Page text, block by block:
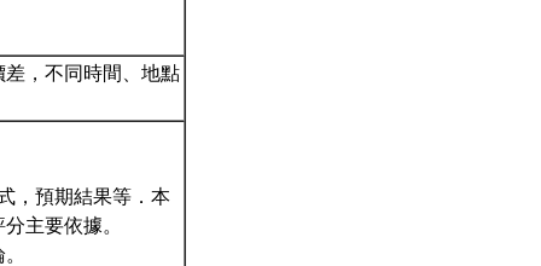
，不同時間、地點
，預期結果等．本
主要依據。